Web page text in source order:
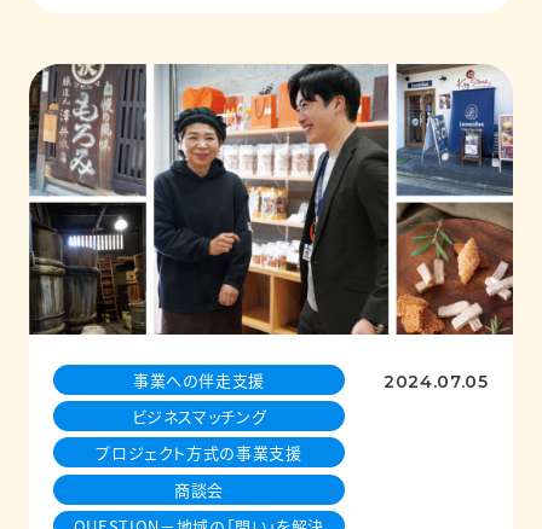
事業への伴走支援
ビジネスマッチング
プロジェクト方式の事業支援
商談会
2024.07.05